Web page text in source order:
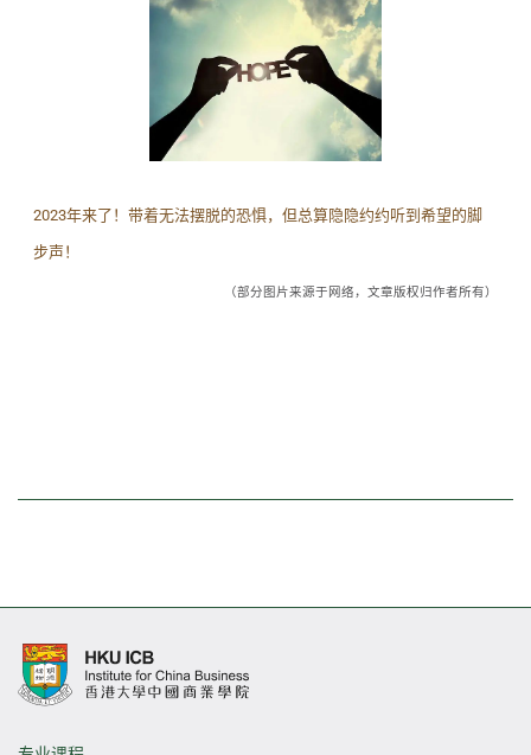
2023年来了！带着无法摆脱的恐惧，但总算隐隐约约听到希望的脚
步声！
（部分图片来源于网络，文章版权归作者所有）